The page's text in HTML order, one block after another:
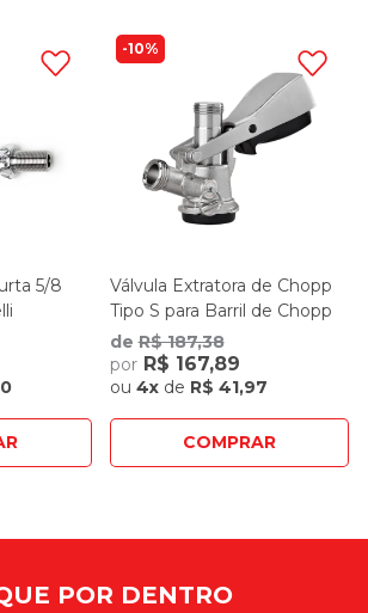
5/8
10%
Válvula Extratora de Chopp
Tipo S para Barril de Chopp
deR$ 187,38
porR$ 167,89
ou 4xde R$ 41,97
COMPRAR
POR DENTRO